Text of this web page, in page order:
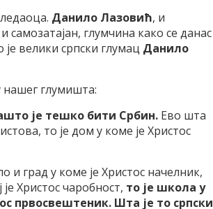
Данило Лазовић, и
глумчина како се данас
велики српски глумац Данило
глумишта:
је тешко бити Србин. Ево шта
то је дом у коме је Христос
и град у коме је Христос начелник,
је Христос чаробност, то је школа у
првосвештеник. Шта је то српски